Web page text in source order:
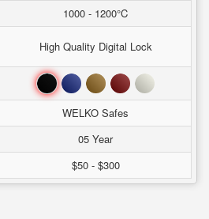
1000 - 1200°C
High Quality Digital Lock
Đen Xanh Nâu Đỏ Trắng
WELKO Safes
05 Year
$50 - $300